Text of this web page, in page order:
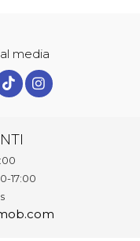
media
17:00